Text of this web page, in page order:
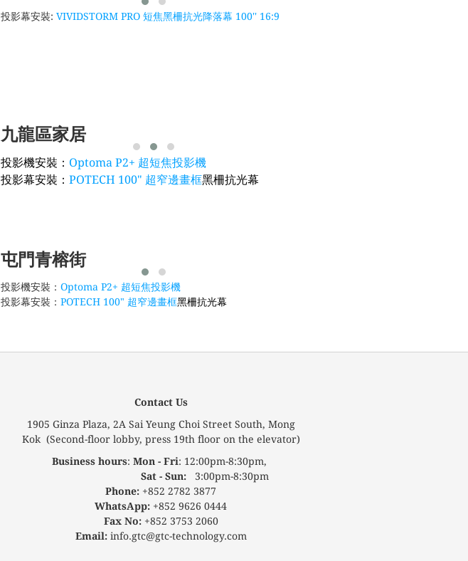
投影幕安裝: VIVIDSTORM PRO 短焦黑柵抗光降落幕 100'' 16:9
九龍區家居
投影機安裝： Optoma P2+ 超短焦投影機
投影幕安裝： POTECH 100" 超窄邊畫框黑柵抗光幕
屯門青榕街
投影機安裝： Optoma P2+ 超短焦投影機
投影幕安裝： POTECH 100" 超窄邊畫框黑柵抗光幕
Contact Us
1905 Ginza Plaza, 2A Sai Yeung Choi Street South, Mong
Kok (Second-floor lobby, press 19th floor on the elevator)
Business hours: Mon - Fri: 12:00pm-8:30pm,
Sat - Sun: 3:00pm-8:30pm
Phone: +852 2782 3877
WhatsApp: +852 9626 0444
Fax No:+852 3753 2060
Email:info.gtc@gtc-technology.com